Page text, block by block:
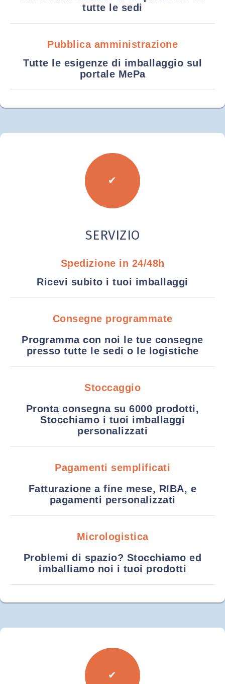
tutte le sedi
Pubblica amministrazione
Tutte le esigenze di imballaggio sul
portale MePa
✔
SERVIZIO
Spedizione in 24/48h
Ricevi subito i tuoi imballaggi
Consegne programmate
Programma con noi le tue consegne
presso tutte le sedi o le logistiche
Stoccaggio
Pronta consegna su 6000 prodotti,
Stocchiamo i tuoi imballaggi
personalizzati
Pagamenti semplificati
Fatturazione a fine mese, RIBA, e
pagamenti personalizzati
Micrologistica
Problemi di spazio? Stocchiamo ed
imballiamo noi i tuoi prodotti
✔